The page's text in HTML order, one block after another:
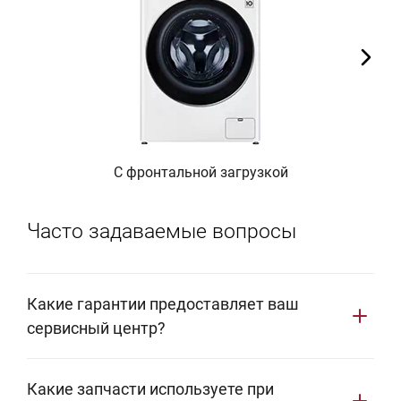
С фронтальной загрузкой
Часто задаваемые вопросы
Какие гарантии предоставляет ваш
сервисный центр?
год. В этот период ваша бытовая техника LG будет
Какие запчасти используете при